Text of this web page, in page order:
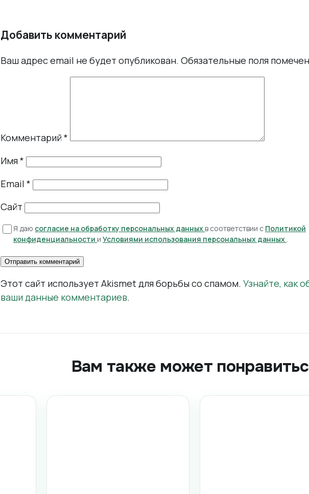
Добавить комментарий
Ваш адрес email не будет опубликован. Обязательные поля
Комментарий*
Имя*
Email *
Сайт
Я даю согласие на обработку персональных данных в соответствии с Политикой
конфиденциальности и Условиями использования персональных данных .
Этот сайт использует Akismet для борьбы со спамом. Узнайте, как
ваши данные комментариев.
Вам также может